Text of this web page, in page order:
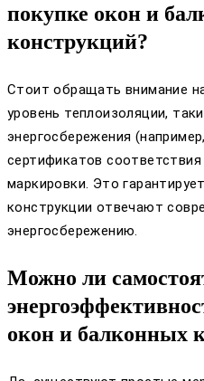
покупке окон и
конструкций?
Стоит обращать внимание
уровень теплоизоляции,
энергосбережения
сертификатов
маркировки. Это
конструкции отвечают
энергосбережению.
Можно ли
окон и балконных